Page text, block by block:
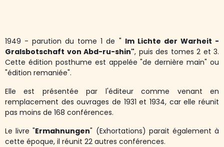
1949 - parution du tome 1 de " Im Lichte der Warheit -
Gralsbotschaft von Abd-ru-shin", puis des tomes 2 et 3.
Cette édition posthume est appelée "de dernière main" ou
"édition remaniée".
Elle est présentée par l'éditeur comme venant en
remplacement des ouvrages de 1931 et 1934, car elle réunit
pas moins de 168 conférences.
Le livre"Ermahnungen" (Exhortations) parait également à
cette époque, il réunit 22 autres conférences.